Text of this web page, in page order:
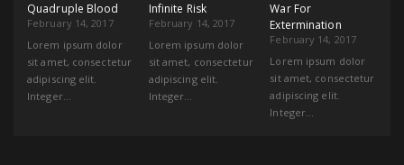
Quadruple Blood
February 14, 2017
Lorem ipsum dolor
sit amet, consectetur
adipiscing elit.
Integer…
Infinite Risk
February 14, 2017
Lorem ipsum dolor
sit amet, consectetur
adipiscing elit.
Integer…
War For
Extermination
February 14, 2017
Lorem ipsum dolor
sit amet, consectetur
adipiscing elit.
Integer…